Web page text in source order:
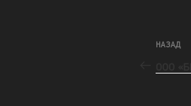
НАЗАД